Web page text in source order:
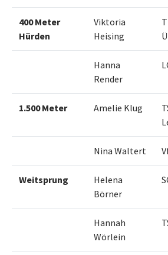
400 Meter
Hürden
Viktoria
Heising
Hanna
Render
1.500 Meter Amelie Klug
Nina Waltert
Weitsprung
Helena
Börner
Hannah
Wörlein